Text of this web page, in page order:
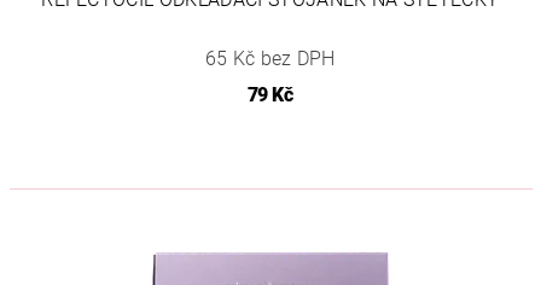
65 Kč bez DPH
79 Kč